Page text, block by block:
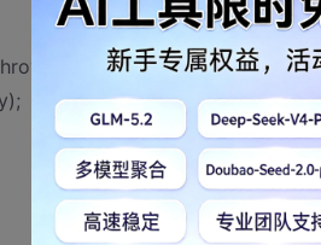
Exception {